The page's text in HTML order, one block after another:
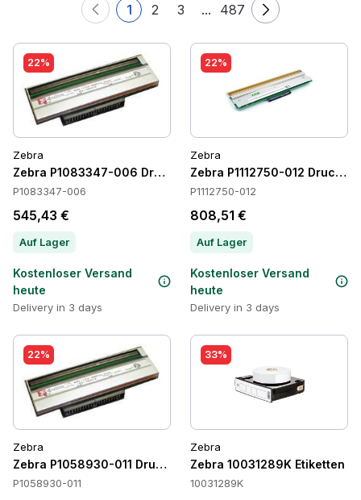
1 2 3 ... 487
22%
Zebra
Zebra P1083347-006 Druckköpfe
P1083347-006
545,43 €
Auf Lager
Kostenloser Versand
heute
Delivery in 3 days
22%
Zebra
Zebra P1112750-012
P1112750-012
808,51 €
Auf Lager
Kostenloser Versand
heute
Delivery in 3 days
22%
Zebra
Zebra P1058930-011 Druckköpfe
P1058930-011
33%
Zebra
Zebra 10031289K Etiketten
10031289K